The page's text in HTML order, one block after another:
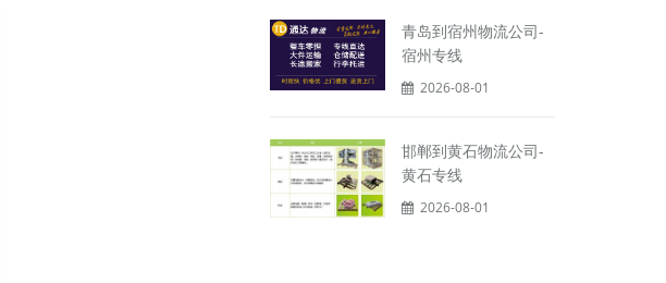
青岛到宿州物流公司-
宿州专线
2026-08-01
邯郸到黄石物流公司-
黄石专线
2026-08-01